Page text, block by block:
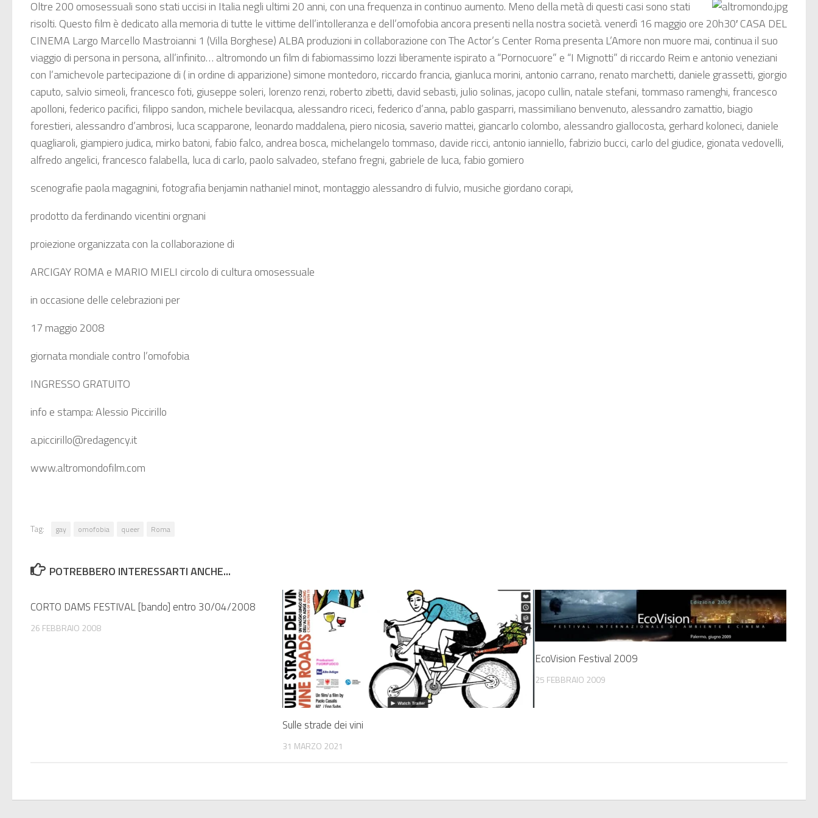
Oltre 200 omosessuali sono stati uccisi in Italia negli ultimi 20 anni, con una frequenza in continuo aumento. Meno della metà di questi casi sono stati
risolti. Questo film è dedicato alla memoria di tutte le vittime dell’intolleranza e dell’omofobia ancora presenti nella nostra società. venerdì 16 maggio ore 20h30′ CASA DEL
CINEMA Largo Marcello Mastroianni 1 (Villa Borghese) ALBA produzioni in collaborazione con The Actor’s Center Roma presenta L’Amore non muore mai, continua il suo
viaggio di persona in persona, all’infinito… altromondo un film di fabiomassimo lozzi liberamente ispirato a “Pornocuore” e “I Mignotti” di riccardo Reim e antonio veneziani
con l’amichevole partecipazione di ( in ordine di apparizione) simone montedoro, riccardo francia, gianluca morini, antonio carrano, renato marchetti, daniele grassetti, giorgio
caputo, salvio simeoli, francesco foti, giuseppe soleri, lorenzo renzi, roberto zibetti, david sebasti, julio solinas, jacopo cullin, natale stefani, tommaso ramenghi, francesco
apolloni, federico pacifici, filippo sandon, michele bevilacqua, alessandro riceci, federico d’anna, pablo gasparri, massimiliano benvenuto, alessandro zamattio, biagio
forestieri, alessandro d’ambrosi, luca scapparone, leonardo maddalena, piero nicosia, saverio mattei, giancarlo colombo, alessandro giallocosta, gerhard koloneci, daniele
quagliaroli, giampiero judica, mirko batoni, fabio falco, andrea bosca, michelangelo tommaso, davide ricci, antonio ianniello, fabrizio bucci, carlo del giudice, gionata vedovelli,
alfredo angelici, francesco falabella, luca di carlo, paolo salvadeo, stefano fregni, gabriele de luca, fabio gomiero
scenografie paola magagnini, fotografia benjamin nathaniel minot, montaggio alessandro di fulvio, musiche giordano corapi,
prodotto da ferdinando vicentini orgnani
proiezione organizzata con la collaborazione di
ARCIGAY ROMA e MARIO MIELI circolo di cultura omosessuale
in occasione delle celebrazioni per
17 maggio 2008
giornata mondiale contro l’omofobia
INGRESSO GRATUITO
info e stampa: Alessio Piccirillo
a.piccirillo@redagency.it
www.altromondofilm.com
Tag: gay omofobia queer Roma
POTREBBERO INTERESSARTI ANCHE...
CORTO DAMS FESTIVAL [bando] entro 30/04/2008
26 FEBBRAIO 2008
Sulle strade dei vini
31 MARZO 2021
EcoVision Festival 2009
25 FEBBRAIO 2009